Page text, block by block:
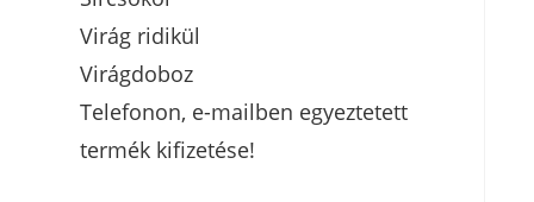
Virág ridikül
Virágdoboz
Telefonon, e-mailben egyeztetett
termék kifizetése!